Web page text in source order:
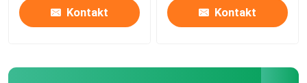
Kontakt Kontakt